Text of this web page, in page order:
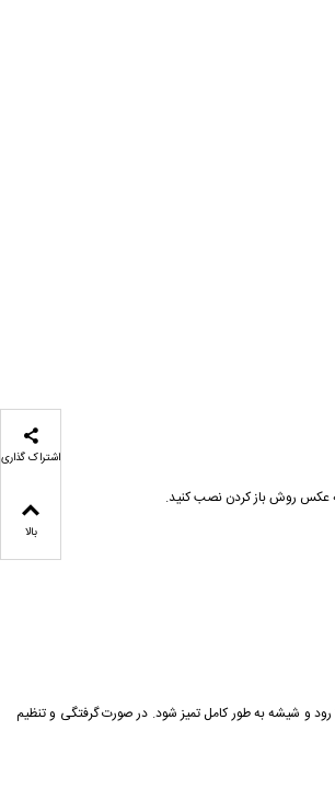
به عكس روش باز كردن نصب كنيد.
و شيشه به طور كامل تميز شود. در صورت گرفتگی و تنظيم
اشتراک گذاری
بالا